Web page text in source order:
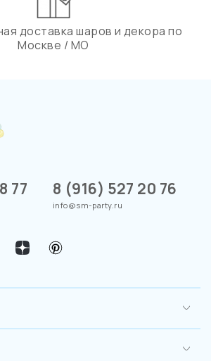
доставка шаров и декора по
Москве / МО
77 8 (916) 527 20 76
info@sm-party.ru